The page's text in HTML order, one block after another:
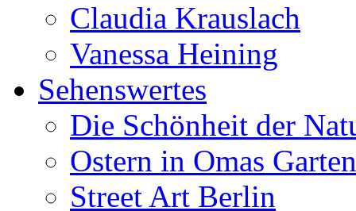
Claudia Krauslach
Vanessa Heining
Sehenswertes
Die Schönheit der
Ostern in Omas Garten
Street Art Berlin